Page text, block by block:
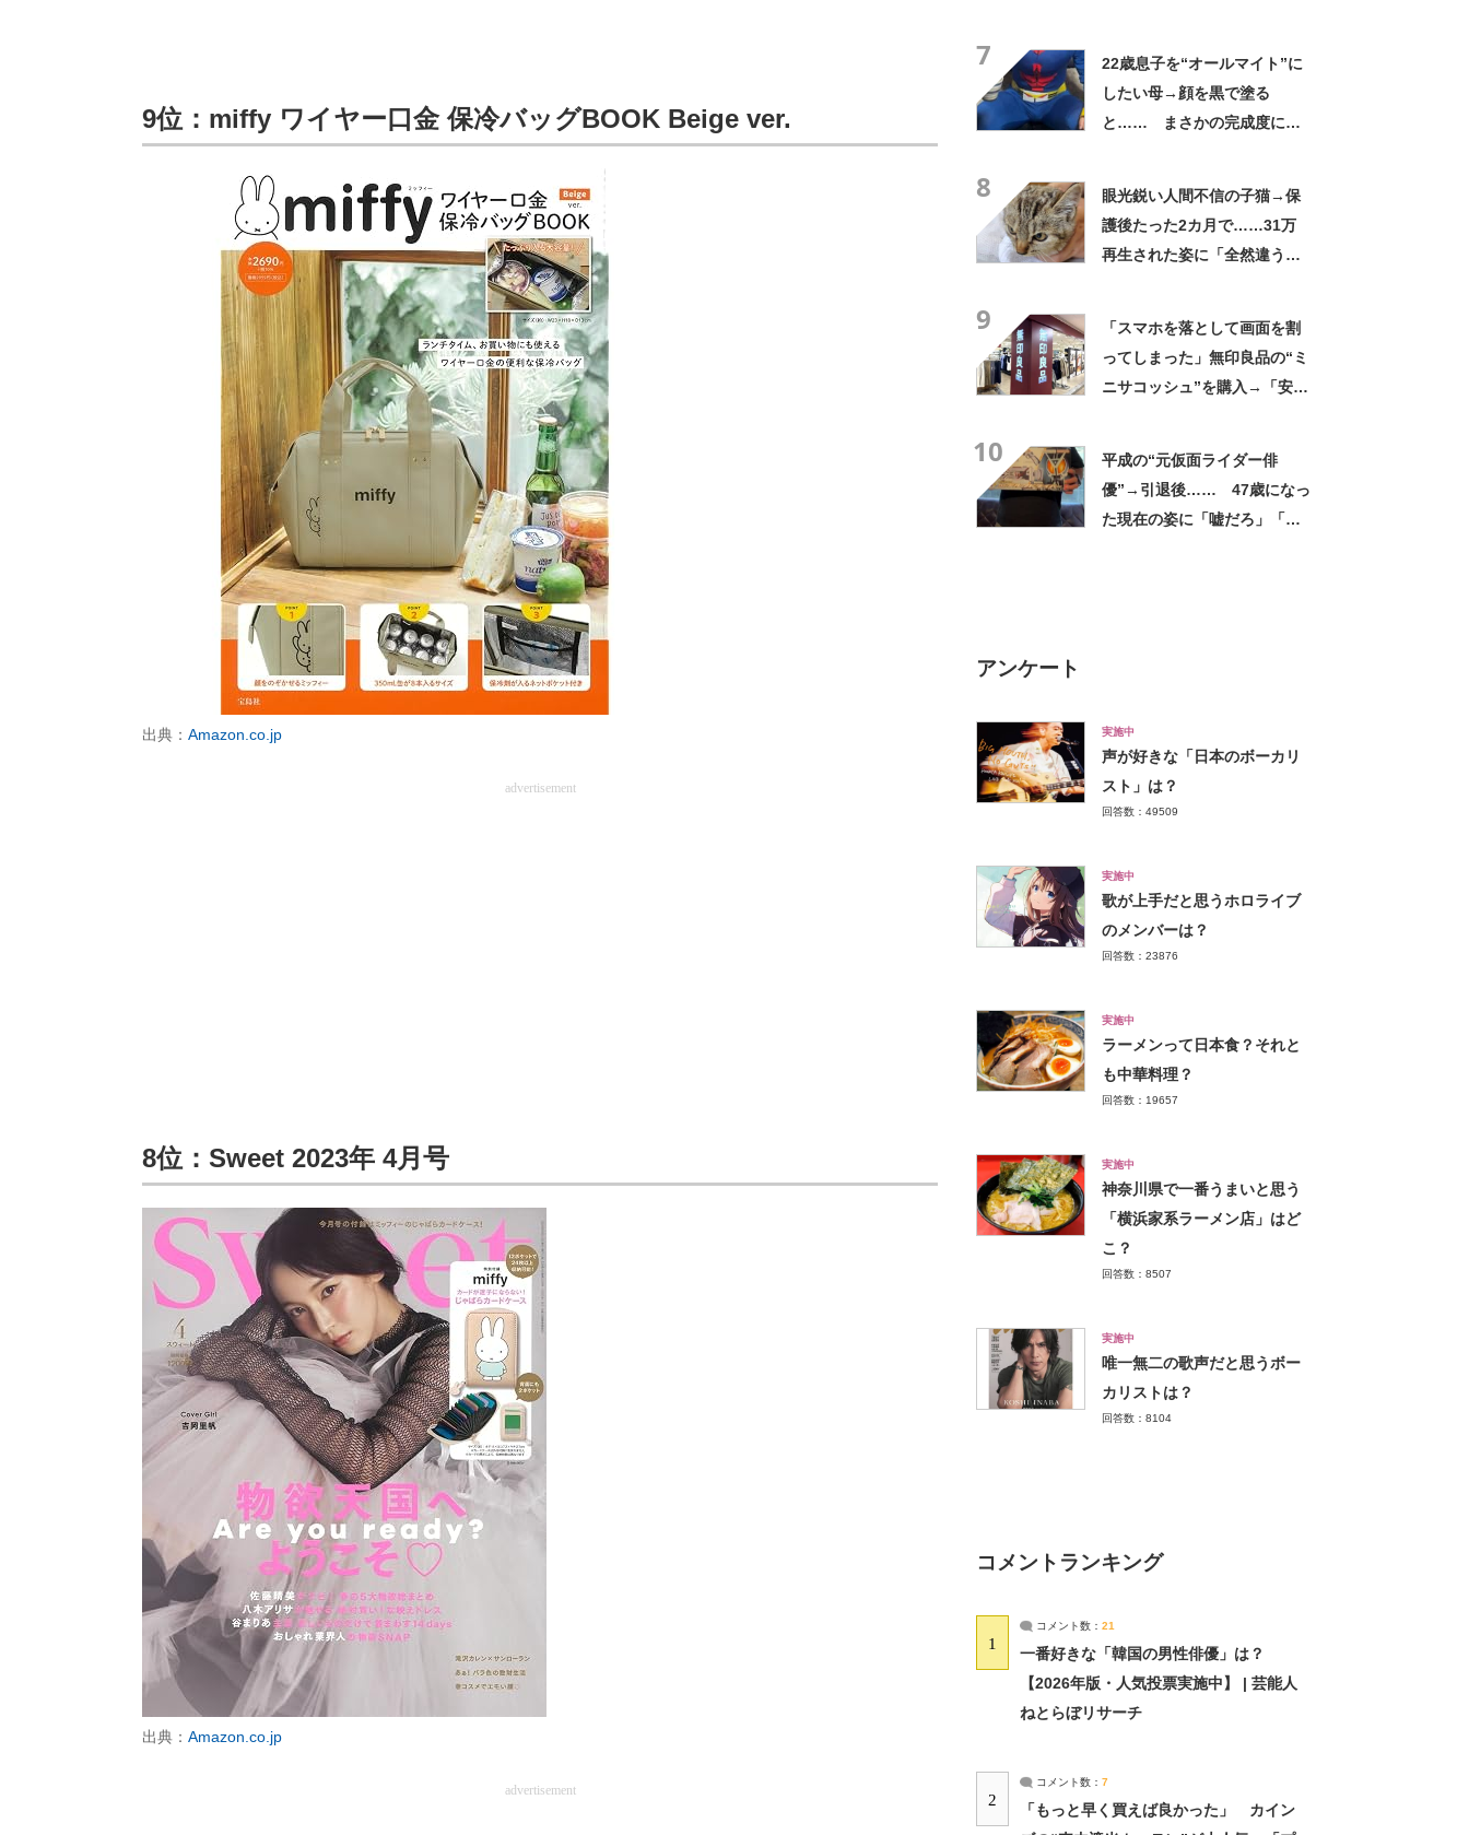
9位：miffy ワイヤー口金 保冷バッグBOOK Beige ver.
出典： Amazon.co.jp
advertisement
8位：Sweet 2023年 4月号
出典： Amazon.co.jp
advertisement
7
22歳息子を“オールマイト”に
したい母→顔を黒で塗る
と…… まさかの完成度に
8
眼光鋭い人間不信の子猫→保
護後たった2カ月で……31万
再生された姿に「全然違う」
9
「スマホを落として画面を割
ってしまった」無印良品の“ミ
ニサコッシュ”を購入→「安心
10
平成の“元仮面ライダー俳
優”→引退後…… 47歳になっ
た現在の姿に「嘘だろ」「声
アンケート
実施中
声が好きな「日本のボーカリ
スト」は？
回答数：49509
実施中
歌が上手だと思うホロライブ
のメンバーは？
回答数：23876
実施中
ラーメンって日本食？それと
も中華料理？
回答数：19657
実施中
神奈川県で一番うまいと思う
「横浜家系ラーメン店」はど
こ？
回答数：8507
実施中
唯一無二の歌声だと思うボー
カリストは？
回答数：8104
コメントランキング
1
コメント数： 21
一番好きな「韓国の男性俳優」は？
【2026年版・人気投票実施中】 | 芸能人
ねとらぼリサーチ
2
コメント数： 7
「もっと早く買えば良かった」 カイン